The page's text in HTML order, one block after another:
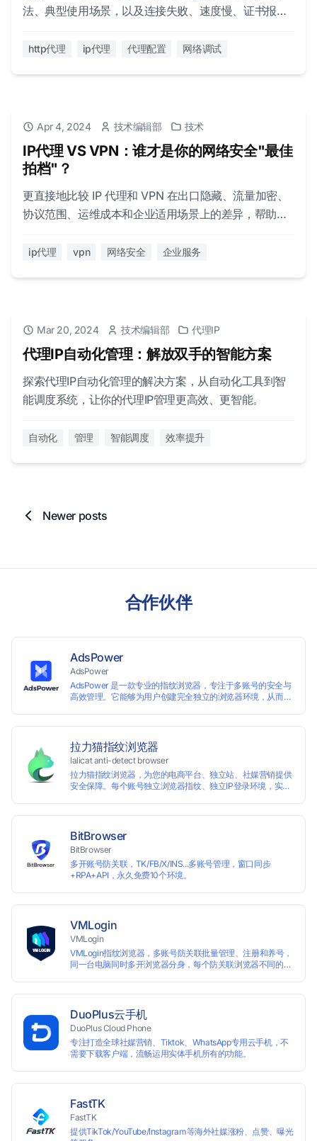
法、典型使用场景，以及连接失败、速度慢、证书报错
http代理 ip代理 代理配置 网络调试
Apr 4, 2024 技术编辑部 技术
IP代理 VS VPN：谁才是你的网络安全"最佳
拍档"？
更直接地比较 IP 代理和 VPN 在出口隐藏、流量加密、
协议范围、运维成本和企业适用场景上的差异，帮助团
ip代理 vpn 网络安全 企业服务
Mar 20, 2024 技术编辑部 代理IP
代理IP自动化管理：解放双手的智能方案
探索代理IP自动化管理的解决方案，从自动化工具到智
能调度系统，让你的代理IP管理更高效、更智能。
自动化 管理 智能调度 效率提升
Newer posts
合作伙伴
AdsPower
AdsPower
AdsPower 是一款专业的指纹浏览器，专注于多账号的安全与
高效管理。它能够为用户创建完全独立的浏览器环境，从而避
拉力猫指纹浏览器
lalicat anti-detect browser
拉力猫指纹浏览器，为您的电商平台、独立站、社媒营销提供
安全保障。每个账号独立浏览器指纹、独立IP登录环境，实现
BitBrowser
BitBrowser
多开账号防关联，TK/FB/X/INS...多账号管理，窗口同步
+RPA+API，永久免费10个环境。
VMLogin
VMLogin
VMLogin指纹浏览器，多账号防关联批量管理、注册和养号，
同一台电脑同时多开浏览器分身，每个防关联浏览器不同的
DuoPlus云手机
DuoPlus Cloud Phone
专注打造全球社媒营销、Tiktok、WhatsApp专用云手机，不
需要下载客户端，流畅运用实体手机所有的功能。
FastTK
FastTK
提供TikTok/YouTube/Instagram等海外社媒涨粉、点赞、曝光